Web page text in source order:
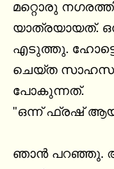
മറ്റൊരു
യാത്രയായത്.
എടുത്തു.
ചെയ്ത
പോകുന്നത്.
"ഒന്ന് ഫ്രഷ്‌ ആയിട്ട് വാ"
ഞാന്‍ പറഞ്ഞു.